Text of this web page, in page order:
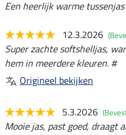
Een heerlijk warme tussenjas
12.3.2026
Super zachte softshelljas,
hem in meerdere kleuren. #
Origineel bekijken
5.3.2026
Mooie jas, past goed, draagt